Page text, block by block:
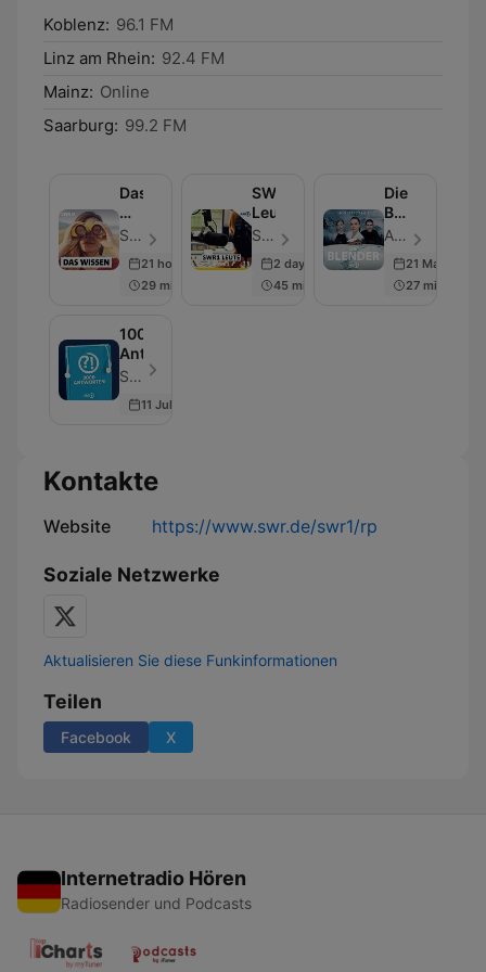
Koblenz: 96.1 FM
Linz am Rhein: 92.4 FM
Mainz: Online
Saarburg: 99.2 FM
Das
Wissen
|
SWR
SWR - Folge 1312
21 hours ago
29 min
SWR1
Leute
SWR - Folge 305
2 days ago
45 min
Die
Blender
–
Crime-
Hörspiel-
Serie
ARD - Folge 9
21 Mar 2026
27 min
1000
Antworten
SWR - Folge 699
11 Jul 2026
Kontakte
Website https://www.swr.de/swr1/rp
Soziale Netzwerke
Aktualisieren Sie diese Funkinformationen
Teilen
Facebook X
Internetradio Hören
Radiosender und Podcasts